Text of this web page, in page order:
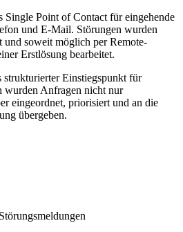
Single Point of Contact für eingehende
und E-Mail. Störungen wurden
und soweit möglich per Remote-
Erstlösung bearbeitet.
Einstiegspunkt für
wurden Anfragen nicht nur
eingeordnet, priorisiert und an die
übergeben.